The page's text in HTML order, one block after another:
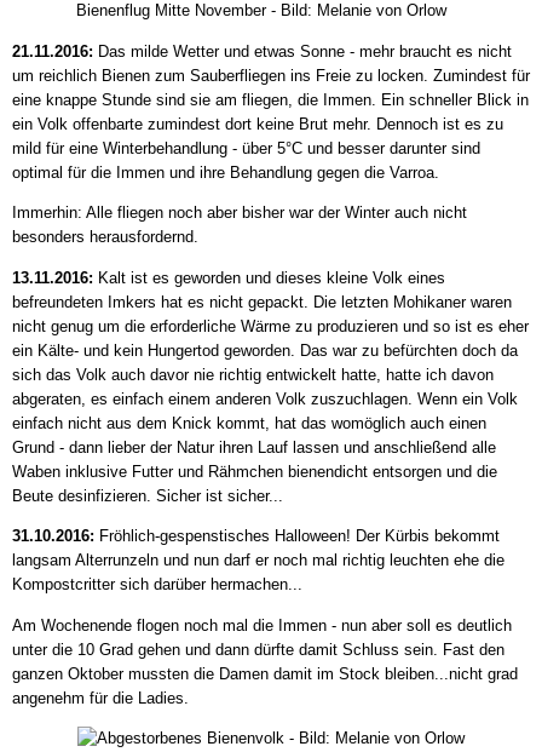
Bienenflug Mitte November - Bild: Melanie von Orlow
21.11.2016: Das milde Wetter und etwas Sonne - mehr braucht es nicht
um reichlich Bienen zum Sauberfliegen ins Freie zu locken. Zumindest für
eine knappe Stunde sind sie am fliegen, die Immen. Ein schneller Blick in
ein Volk offenbarte zumindest dort keine Brut mehr. Dennoch ist es zu
mild für eine Winterbehandlung - über 5°C und besser darunter sind
optimal für die Immen und ihre Behandlung gegen die Varroa.
Immerhin: Alle fliegen noch aber bisher war der Winter auch nicht
besonders herausfordernd.
13.11.2016: Kalt ist es geworden und dieses kleine Volk eines
befreundeten Imkers hat es nicht gepackt. Die letzten Mohikaner waren
nicht genug um die erforderliche Wärme zu produzieren und so ist es eher
ein Kälte- und kein Hungertod geworden. Das war zu befürchten doch da
sich das Volk auch davor nie richtig entwickelt hatte, hatte ich davon
abgeraten, es einfach einem anderen Volk zuszuchlagen. Wenn ein Volk
einfach nicht aus dem Knick kommt, hat das womöglich auch einen
Grund - dann lieber der Natur ihren Lauf lassen und anschließend alle
Waben inklusive Futter und Rähmchen bienendicht entsorgen und die
Beute desinfizieren. Sicher ist sicher...
31.10.2016: Fröhlich-gespenstisches Halloween! Der Kürbis bekommt
langsam Alterrunzeln und nun darf er noch mal richtig leuchten ehe die
Kompostcritter sich darüber hermachen...
Am Wochenende flogen noch mal die Immen - nun aber soll es deutlich
unter die 10 Grad gehen und dann dürfte damit Schluss sein. Fast den
ganzen Oktober mussten die Damen damit im Stock bleiben...nicht grad
angenehm für die Ladies.